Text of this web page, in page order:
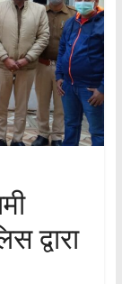
द्वारा